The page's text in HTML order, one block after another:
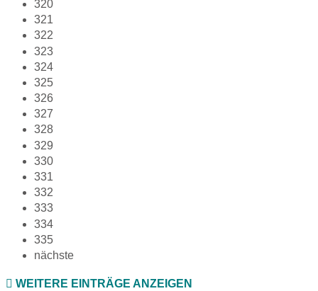
320
321
322
323
324
325
326
327
328
329
330
331
332
333
334
335
nächste
WEITERE EINTRÄGE ANZEIGEN